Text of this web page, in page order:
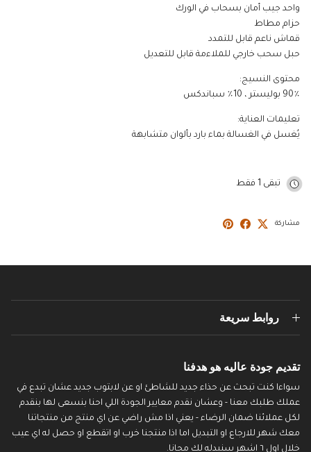
واحد جيب أمان بسحاب في الورك
حزام مطاط
قماش ناعم قابل للتمدد
حبل سحب خارجي للملاءمة قابل للتعديل
محتوى النسيج:
90٪ بوليستر ، 10٪ سباندكس
تعليمات العناية:
يُغسل في الغسالة بماء بارد بألوان متشابهة
تبقى 1 فقط
مشاركة
روابط سريعة
تقديم جودة عاليه هو هدفنا
سواءا كنت تبحث عن حذاء جديد للشاطئ او عن لابتوب جديد عشان تبدع في
عملك طلبك معنا - وعشان نقدم معايير الجودة اللي احنا بنسعى لها بنقدم
لكل عملائنا ضمان الرضاء - يعني اذا مش راضي عن اي منتج من منتجاتنا
معك شهر للارجاع او التبديل اما اذا منتجنا خرب او اتقطع او حصل له اي عيب
خلال اول ٦ اشهر سنبدله لك مجانا.